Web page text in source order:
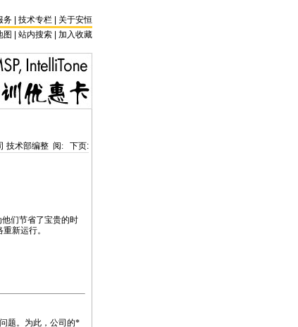
务 技术专栏
关于安恒
| 站内搜索 加入收藏
技术部编整 阅: 下页:
他们节省了宝贵的时
新运行。
题。为此，公司的*